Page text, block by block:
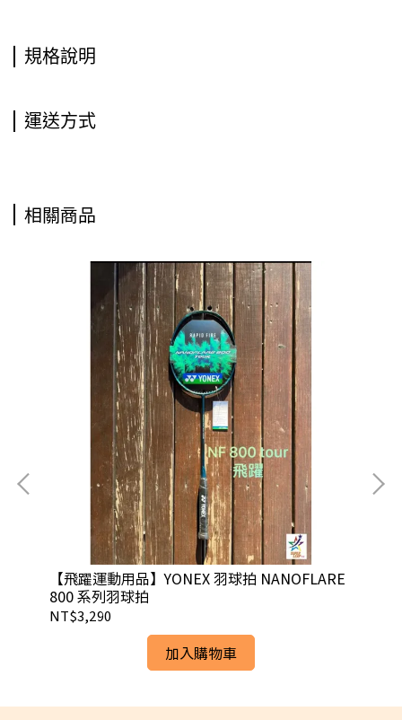
規格說明
運送方式
相關商品
【飛躍運動用品】YONEX 羽球拍 NANOFLARE
800 系列羽球拍
NT$3,290
加入購物車